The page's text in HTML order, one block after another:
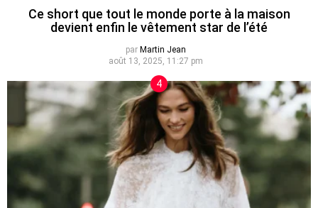
Ce short que tout le monde porte à la maison
devient enfin le vêtement star de l’été
par Martin Jean
août 13, 2025, 11:27 pm